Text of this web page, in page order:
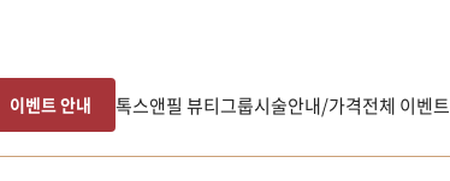
이벤트 안내 톡스앤필 뷰티그룹시술안내/가격전체 이벤트